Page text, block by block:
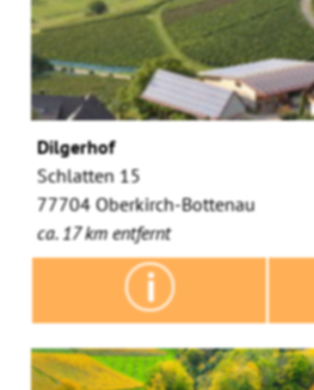
Dilgerhof
Schlatten 15
77704 Oberkirch-Bottenau
ca. 17 km entfernt